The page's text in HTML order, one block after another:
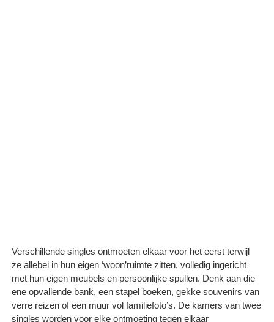
Verschillende singles ontmoeten elkaar voor het eerst terwijl
ze allebei in hun eigen ‘woon’ruimte zitten, volledig ingericht
met hun eigen meubels en persoonlijke spullen. Denk aan die
ene opvallende bank, een stapel boeken, gekke souvenirs van
verre reizen of een muur vol familiefoto’s. De kamers van twee
singles worden voor elke ontmoeting tegen elkaar